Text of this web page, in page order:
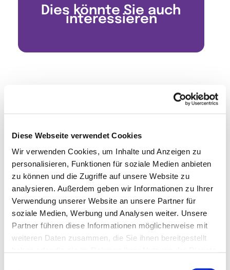
Diese Webseite verwendet Cookies
Wir verwenden Cookies, um Inhalte und Anzeigen zu
personalisieren, Funktionen für soziale Medien anbieten
zu können und die Zugriffe auf unsere Website zu
analysieren. Außerdem geben wir Informationen zu Ihrer
Verwendung unserer Website an unsere Partner für
soziale Medien, Werbung und Analysen weiter. Unsere
Partner führen diese Informationen möglicherweise mit
weiteren Daten zusammen, die Sie ihnen bereitgestellt
Dies könnte Sie auch
interessieren